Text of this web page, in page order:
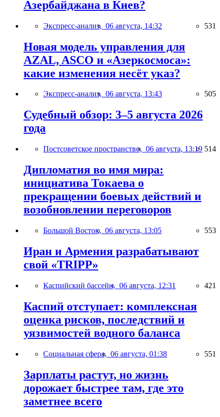
Азербайджана в Киев?
Экспресс-анализ, 06 августа, 14:32 531
Новая модель управления для
AZAL, ASCO и «Азеркосмоса»:
какие изменения несёт указ?
Экспресс-анализ, 06 августа, 13:43 505
Судебный обзор: 3–5 августа 2026
года
Постсоветское пространство, 06 августа, 13:19 514
Дипломатия во имя мира:
инициатива Токаева о
прекращении боевых действий и
возобновлении переговоров
Большой Восток, 06 августа, 13:05 553
Иран и Армения разрабатывают
свой «TRIPP»
Каспийский бассейн, 06 августа, 12:31 421
Каспий отступает: комплексная
оценка рисков, последствий и
уязвимостей водного баланса
Социальная сфера, 06 августа, 01:38 551
Зарплаты растут, но жизнь
дорожает быстрее там, где это
заметнее всего